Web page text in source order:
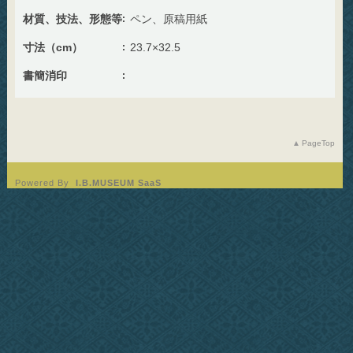
材質、技法、形態等 ペン、原稿用紙
寸法（cm） 23.7×32.5
書簡消印
PageTop
Powered By I.B.MUSEUM SaaS